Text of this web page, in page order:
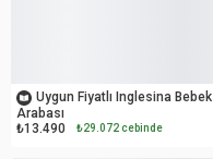
Uygun Fiyatlı Inglesina Bebek
Arabası
₺13.490
₺29.072 cebinde